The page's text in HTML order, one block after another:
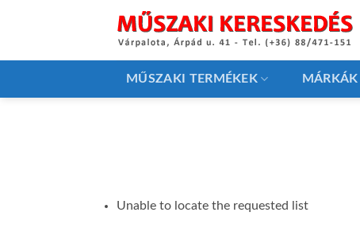
MŰSZAKI TERMÉKEK MÁRKÁK
Unable to locate the requested list